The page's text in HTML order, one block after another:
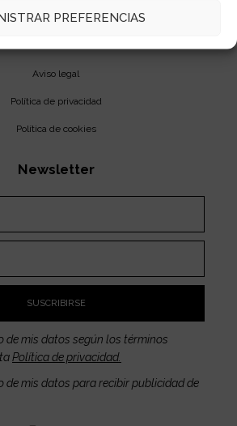
PREFERENCIAS
Contacto
Aviso legal
Política de privacidad
Política de cookies
Newsletter
de mis datos según los términos
Política de privacidad.
de mis datos para recibir publicidad de
SUSCRIBIRSE